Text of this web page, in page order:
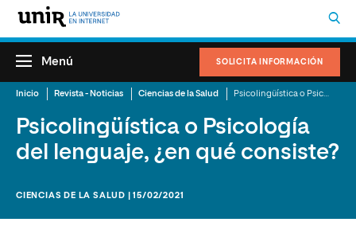
SOLICITA INFORMACIÓN
Menú
Inicio Revista - Noticias Ciencias de la Salud
Psicolingüística o Psicología
del lenguaje, ¿en qué consiste?
CIENCIAS DE LA SALUD | 15/02/2021